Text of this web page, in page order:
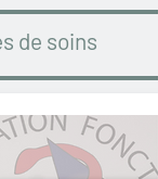
de soins